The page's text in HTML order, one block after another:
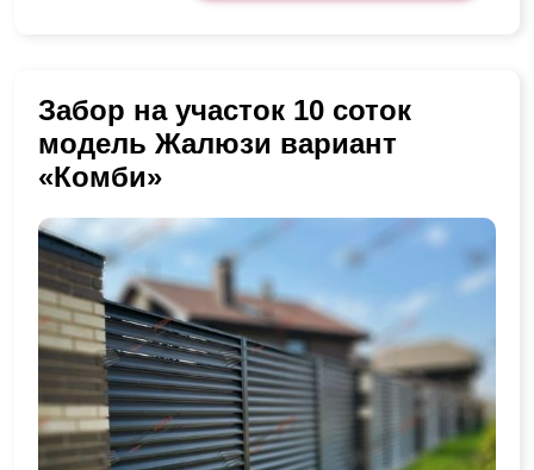
Забор на участок 10 соток
модель Жалюзи вариант
«Комби»